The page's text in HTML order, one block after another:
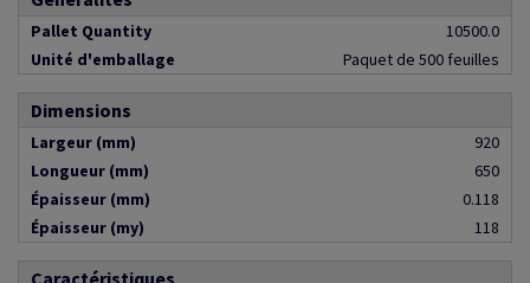
Pallet Quantity
10500.0
Unité d'emballage
Paquet de 500 feuilles
Dimensions
Largeur (mm)
920
Longueur (mm)
650
Épaisseur (mm)
0.118
Épaisseur (my)
118